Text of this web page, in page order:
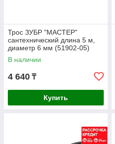
Трос ЗУБР "МАСТЕР"
сантехнический длина 5 м,
диаметр 6 мм (51902-05)
В наличии
4 640 ₸
Купить